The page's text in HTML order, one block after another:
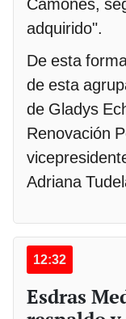
adquirido".
De esta
de esta
de Gladys
Renovación
Adriana
12:32
Esdras